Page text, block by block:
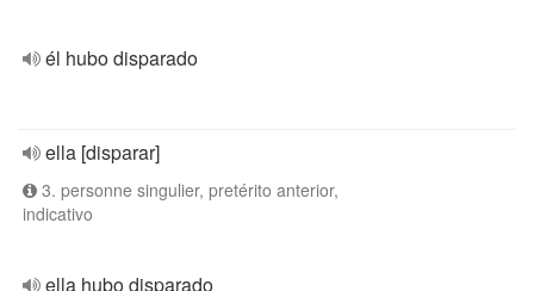
él hubo disparado
ella [disparar]
3. personne singulier, pretérito anterior,
indicativo
ella hubo disparado